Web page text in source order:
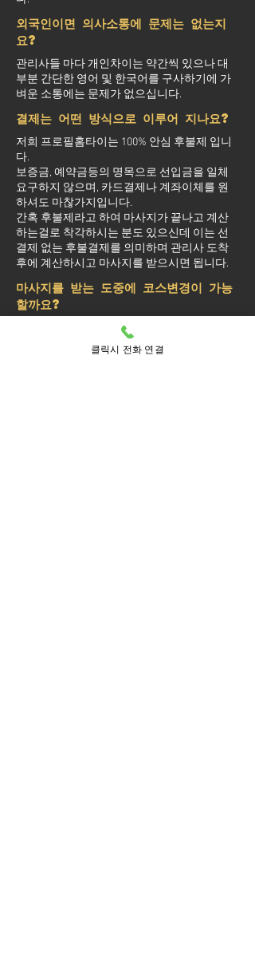
외국인이면 의사소통에 문제는 없는지
요?
관리사들 마다 개인차이는 약간씩 있으나 대
부분 간단한 영어 및 한국어를 구사하기에 가
벼운 소통에는 문제가 없으십니다.
결제는 어떤 방식으로 이루어 지나요?
저희 프로필홈타이는 100% 안심 후불제 입니
다.
보증금, 예약금등의 명목으로 선입금을 일체
요구하지 않으며, 카드결제나 계좌이체를 원
하셔도 마찮가지입니다.
간혹 후불제라고 하여 마사지가 끝나고 계산
하는걸로 착각하시는 분도 있으신데 이는 선
결제 없는 후불결제를 의미하며 관리사 도착
후에 계산하시고 마사지를 받으시면 됩니다.
마사지를 받는 도중에 코스변경이 가능
할까요?
예약된 마사지 서비스가 끝나기 최소 30분 전
에는 연락 부탁드립니다.
실장님께 연락을 주셔야 예약 상황에 따라 시
클릭시 전화 연결